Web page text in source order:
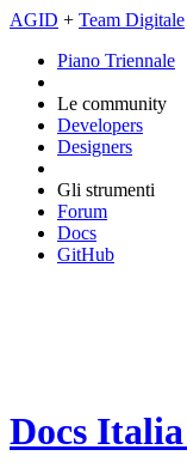
AGID + Team Digitale
Piano Triennale
Le community
Developers
Designers
Gli strumenti
Forum
Docs
GitHub
Docs Italia